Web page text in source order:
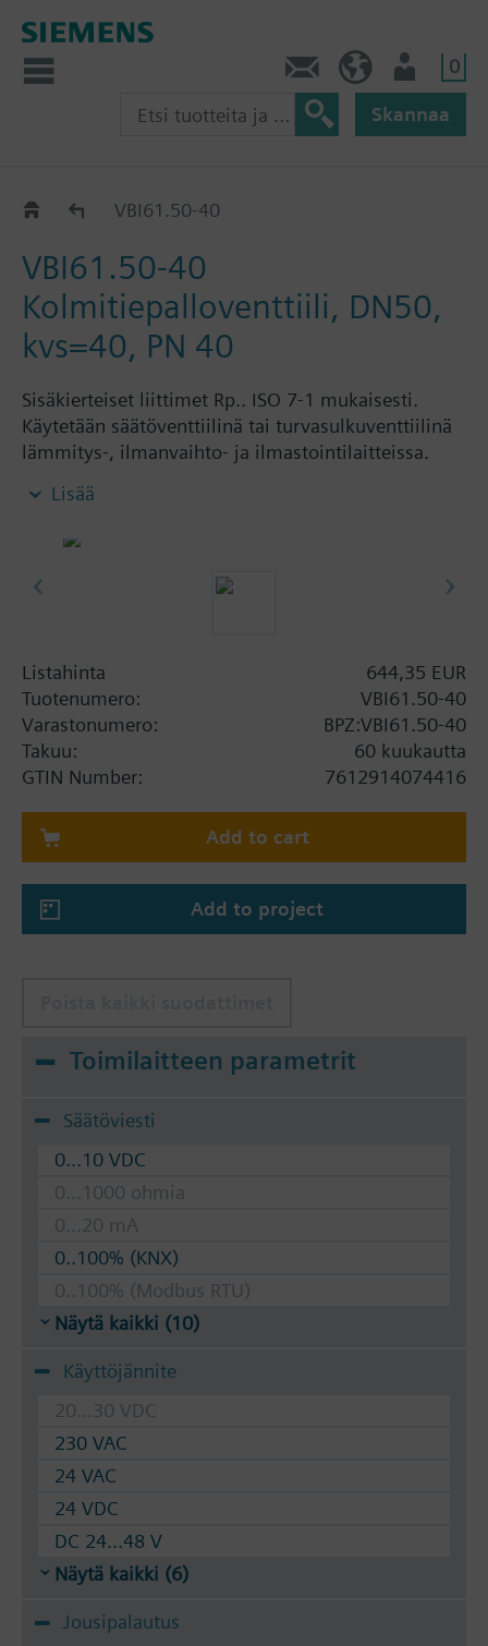
0
Skannaa
VBI61..VBI61.50-40
VBI61.50-40
Kolmitiepalloventtiili, DN50,
kvs=40, PN 40
Sisäkierteiset liittimet Rp.. ISO 7-1 mukaisesti.
Käytetään säätöventtiilinä tai turvasulkuventtiilinä
lämmitys-, ilmanvaihto- ja ilmastointilaitteissa.
Lisää
Listahinta
644,35 EUR
Tuotenumero:
VBI61.50-40
Varastonumero:
BPZ:VBI61.50-40
Takuu:
60 kuukautta
GTIN Number:
7612914074416
Add to cart
Add to project
Toimilaitteen parametrit
Säätöviesti
0...10 VDC
0...1000 ohmia
0...20 mA
0..100% (KNX)
0..100% (Modbus RTU)
Näytä kaikki (10)
Käyttöjännite
20...30 VDC
230 VAC
24 VAC
24 VDC
DC 24...48 V
Näytä kaikki (6)
Jousipalautus